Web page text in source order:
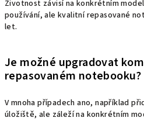
Životnost závisí na konkrétním
používání, ale kvalitní repasované
let.
Je možné upgradovat
repasovaném notebooku?
V mnoha případech ano, například
úložiště, ale záleží na konkrétním